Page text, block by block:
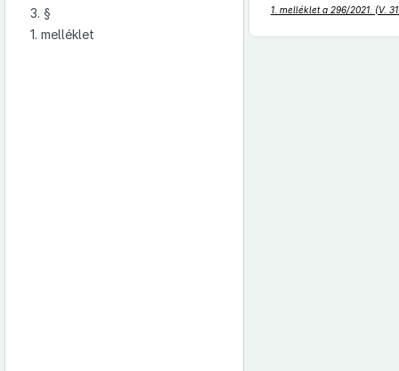
3. §
1. melléklet
1. melléklet a 296/2021. (V.